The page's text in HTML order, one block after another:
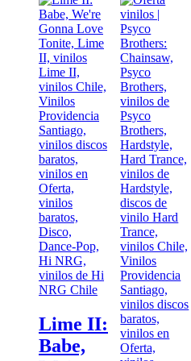
Lime II:
Babe,